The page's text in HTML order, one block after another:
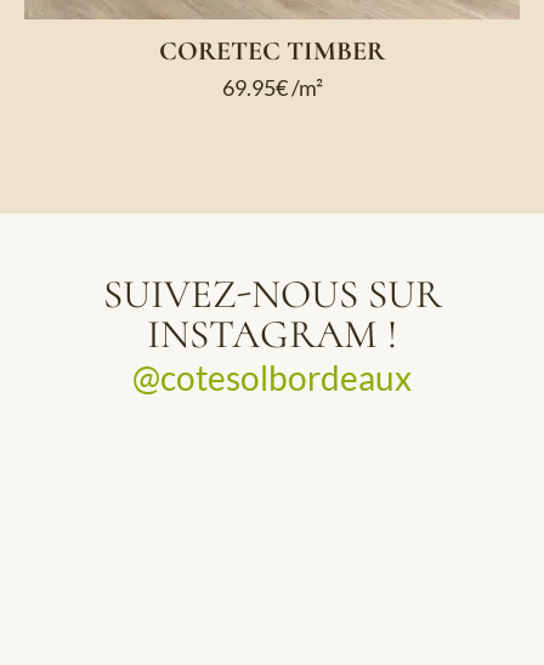
CORETEC TIMBER
69.95€/m²
SUIVEZ-NOUS SUR
INSTAGRAM !
@cotesolbordeaux